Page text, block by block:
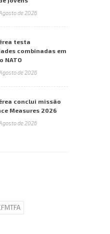
de 2026
testa
combinadas em
NATO
de 2026
conclui missão
Measures 2026
de 2026